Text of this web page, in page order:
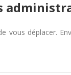
vous déplacer.